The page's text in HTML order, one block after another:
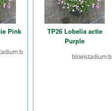
Pink
TP26 Lobelia actie
Purple
bloeistadium:b